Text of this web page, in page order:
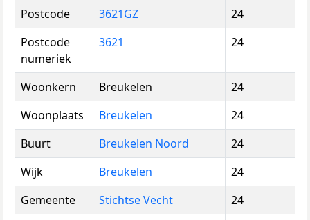
Postcode
3621GZ
24
Postcode
numeriek
3621 24
Woonkern Breukelen
24
Woonplaats
Breukelen
24
Buurt
Breukelen Noord
24
Wijk
Breukelen
24
Gemeente
Stichtse Vecht
24